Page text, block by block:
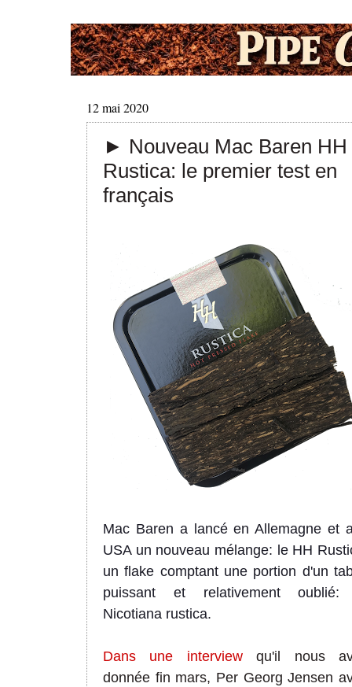
12 mai 2020
► Nouveau Mac Baren HH
Rustica: le premier test en
français
Mac Baren a lancé en Allemagne et
USA un nouveau mélange: le HH
un flake comptant une portion d'un
puissant et relativement
Nicotiana rustica.
Dans une interview
qu'il nous
donnée fin mars, Per Georg Jensen